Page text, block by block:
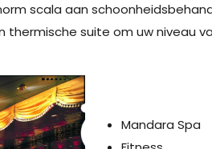
scala aan
thermische suite om uw niveau
Mandara Spa